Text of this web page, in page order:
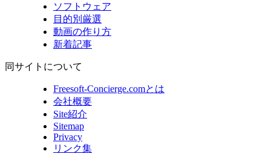
ソフトウェア
目的別厳選
動画の作り方
新着記事
同サイトについて
Freesoft-Concierge.comとは
会社概要
Site紹介
Sitemap
Privacy
リンク集